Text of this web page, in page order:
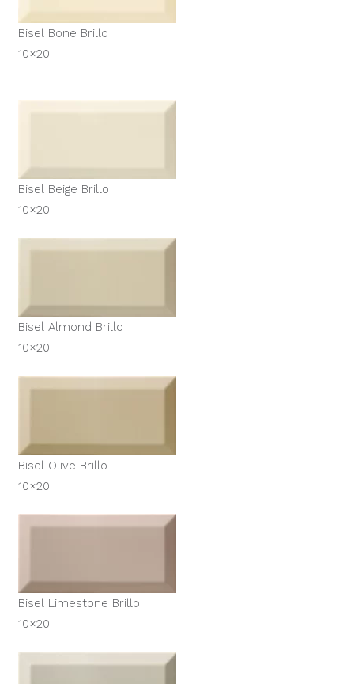
Bisel Bone Brillo
10×20
Bisel Beige Brillo
10×20
Bisel Almond Brillo
10×20
Bisel Olive Brillo
10×20
Bisel Limestone Brillo
10×20